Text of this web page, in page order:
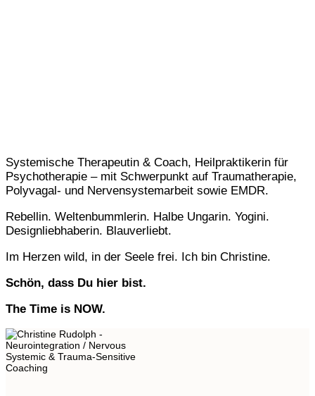
Systemische Therapeutin & Coach, Heilpraktikerin für
Psychotherapie – mit Schwerpunkt auf Traumatherapie,
Polyvagal- und Nervensystemarbeit sowie EMDR.
Rebellin. Weltenbummlerin. Halbe Ungarin. Yogini.
Designliebhaberin. Blauverliebt.
Im Herzen wild, in der Seele frei. Ich bin Christine.
Schön, dass Du hier bist.
The Time is NOW.